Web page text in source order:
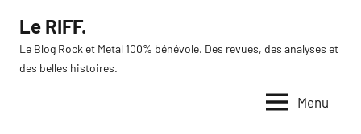
contenu
Le RIFF.
Le Blog Rock et Metal 100% bénévole. Des revues, des analyses et
des belles histoires.
Menu